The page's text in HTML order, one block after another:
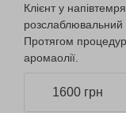
Клієнт у
розслаблювальний
Протягом
аромаолії.
1600 грн